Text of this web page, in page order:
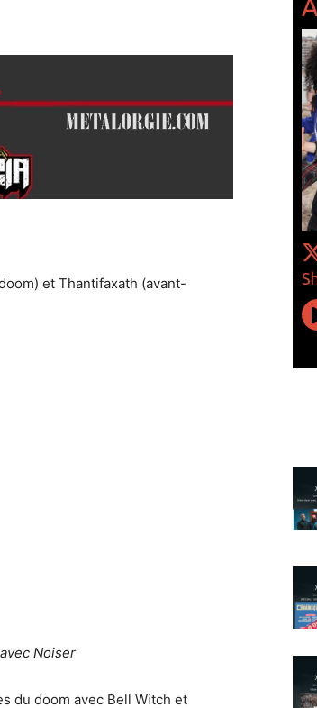
et Thantifaxath (avant-
Noiser
du doom avec Bell Witch et